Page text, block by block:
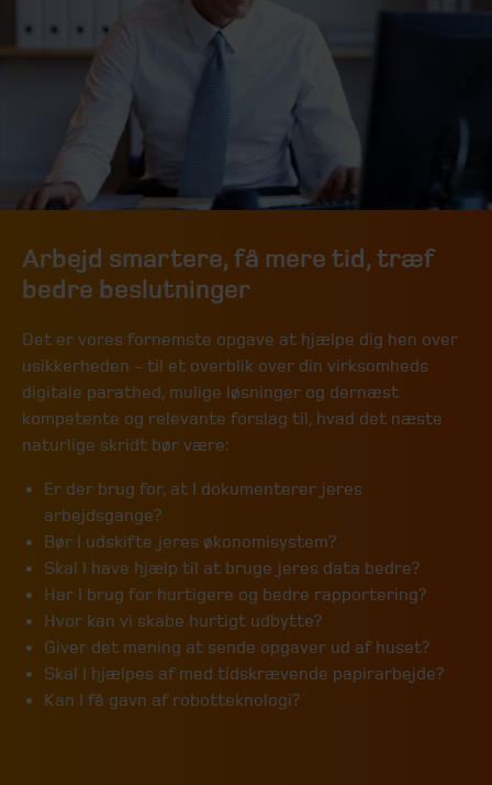
Arbejd smartere, få mere tid, træf
bedre beslutninger
Det er vores fornemste opgave at hjælpe dig hen over
usikkerheden - til et overblik over din virksomheds
digitale parathed, mulige løsninger og dernæst
kompetente og relevante forslag til, hvad det næste
naturlige skridt bør være:
Er der brug for, at I dokumenterer jeres
arbejdsgange?
Bør I udskifte jeres økonomisystem?
Skal I have hjælp til at bruge jeres data bedre?
Har I brug for hurtigere og bedre rapportering?
Hvor kan vi skabe hurtigt udbytte?
Giver det mening at sende opgaver ud af huset?
Skal I hjælpes af med tidskrævende papirarbejde?
Kan I få gavn af robotteknologi?